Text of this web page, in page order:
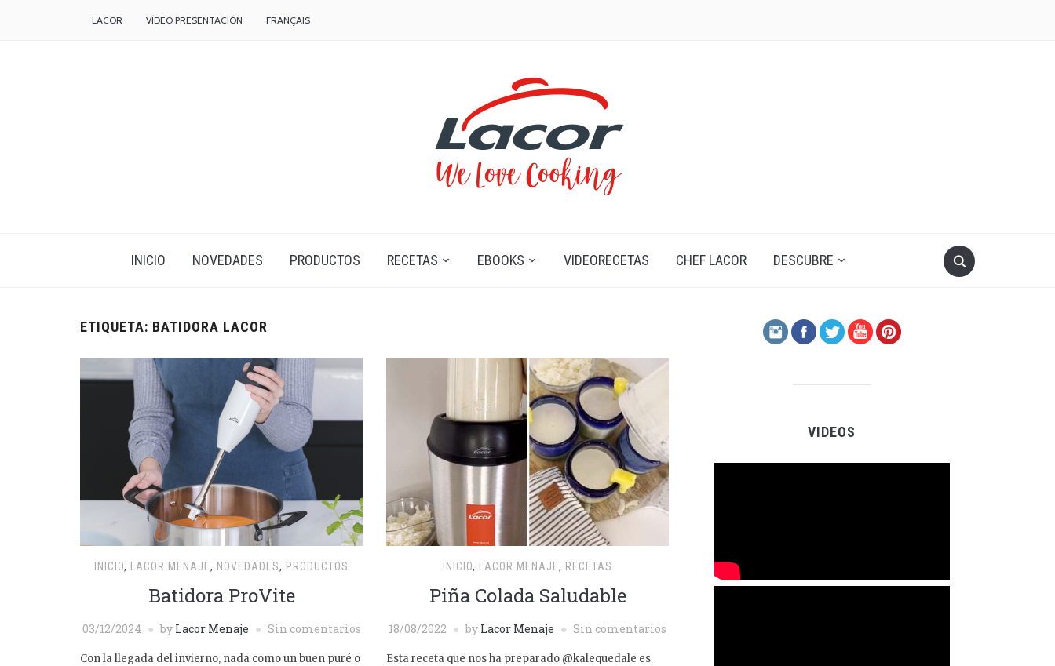
LACOR VÍDEO PRESENTACIÓN FRANÇAIS
INICIO NOVEDADES PRODUCTOS RECETAS EBOOKS VIDEORECETAS CHEF LACOR DESCUBRE
ETIQUETA: BATIDORA LACOR
INICIO, LACOR MENAJE, NOVEDADES, PRODUCTOS
Batidora ProVite
03/12/2024 by Lacor Menaje Sin comentarios
Con la llegada del invierno, nada como un buen puré o
INICIO, LACOR MENAJE, RECETAS
Piña Colada Saludable
18/08/2022 by Lacor Menaje Sin comentarios
Esta receta que nos ha preparado @kalequedale es
VIDEOS